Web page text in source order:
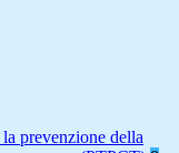
prevenzione della